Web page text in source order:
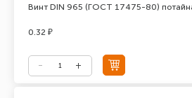
Винт DIN 965 (ГОСТ 17475-80)
0.32 ₽